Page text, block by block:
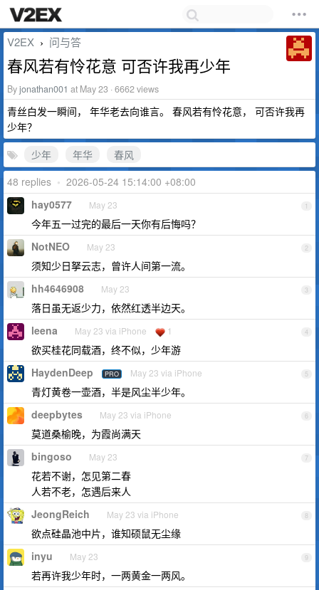
V2EX › 问与答
春风若有怜花意 可否许我再少年
Byjonathan001 at May 23 · 6662 views
青丝白发一瞬间， 年华老去向谁言。 春风若有怜花意， 可否许我再
少年？
少年
年华
春风
48 replies • 2026-05-24 15:14:00 +08:00
1
hay0577 May 23
今年五一过完的最后一天你有后悔吗？
2
NotNEO May 23
须知少日拏云志，曾许人间第一流。
3
hh4646908 May 23
落日虽无返少力，依然红透半边天。
4
leena May 23 via iPhone 1
欲买桂花同载酒，终不似，少年游
5
HaydenDeep PRO May 23 via iPhone
青灯黄卷一壶酒，半是风尘半少年。
6
deepbytes May 23 via iPhone
莫道桑榆晚，为霞尚满天
7
bingoso May 23
花若不谢，怎见第二春
人若不老，怎遇后来人
8
JeongReich May 23 via iPhone
欲点硅晶池中片，谁知硕鼠无尘缘
9
inyu May 23
若再许我少年时，一两黄金一两风。